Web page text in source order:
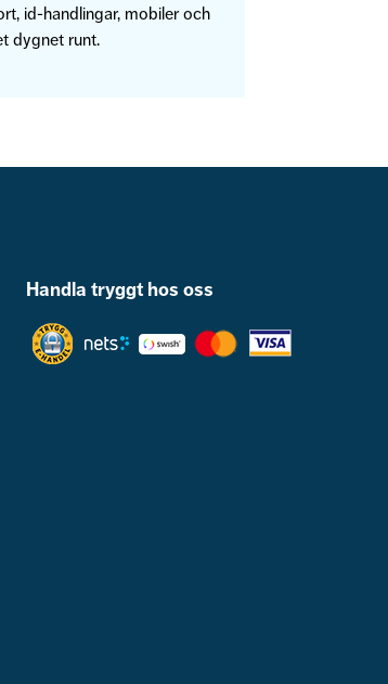
id-handlingar, mobiler och
dygnet runt.
Handla tryggt hos oss